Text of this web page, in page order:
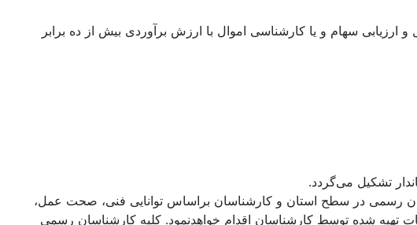
کلیه موارد کارشناسی اموال غیرمنقول و ارزیابی سهام و یا کارشناسی اموال با ارزش برآوردی بیش از ده برابر
تشکیل می‌گردد.
رسمی در سطح استان و کارشناسان براساس توانایی فنی، صحت عمل،
تهیه شده توسط کارشناسان اقدام خواهدنمود. کلیه کارشناسان رسمی